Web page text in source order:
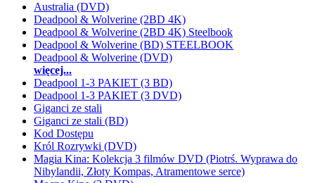
Australia (DVD)
Deadpool & Wolverine (2BD 4K)
Deadpool & Wolverine (2BD 4K) Steelbook
Deadpool & Wolverine (BD) STEELBOOK
Deadpool & Wolverine (DVD)
więcej...
Deadpool 1-3 PAKIET (3 BD)
Deadpool 1-3 PAKIET (3 DVD)
Giganci ze stali
Giganci ze stali (BD)
Kod Dostępu
Król Rozrywki (DVD)
Magia Kina: Kolekcja 3 filmów DVD (Piotrś. Wyprawa do
Nibylandii, Złoty Kompas, Atramentowe serce)